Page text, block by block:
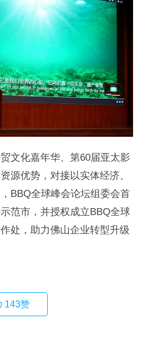
文化嘉年华、第60届亚太影
源优势，对接以实体经济、
BBQ全球峰会论坛组委会首
范市，并授权成立BBQ全球
处，助力佛山企业转型升级
143赞